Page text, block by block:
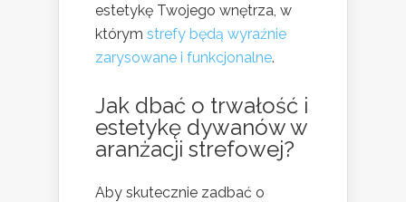
estetykę Twojego wnętrza, w
którym strefy będą wyraźnie
zarysowane i funkcjonalne.
Jak dbać o trwałość i
estetykę dywanów w
aranżacji strefowej?
Aby skutecznie zadbać o